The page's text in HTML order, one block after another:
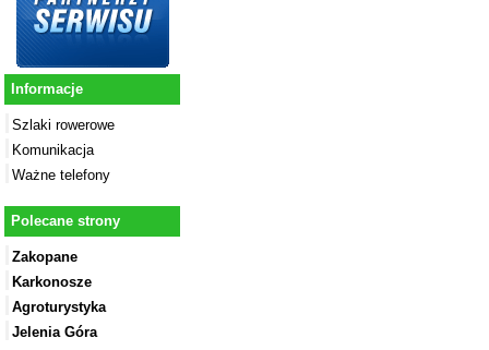
Informacje
Szlaki rowerowe
Komunikacja
Ważne telefony
Polecane strony
Zakopane
Karkonosze
Agroturystyka
Jelenia Góra